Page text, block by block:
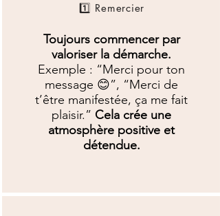
1️⃣ Remercier
Toujours commencer par
valoriser la démarche.
Exemple : “Merci pour ton
message 😊”, “Merci de
t’être manifestée, ça me fait
plaisir.” Cela crée une
atmosphère positive et
détendue.